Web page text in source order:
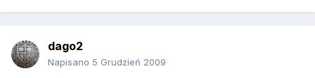
dago2
Napisano 5 Grudzień 2009